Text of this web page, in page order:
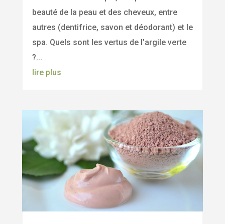
beauté de la peau et des cheveux, entre
autres (dentifrice, savon et déodorant) et le
spa. Quels sont les vertus de l’argile verte
?...
lire plus